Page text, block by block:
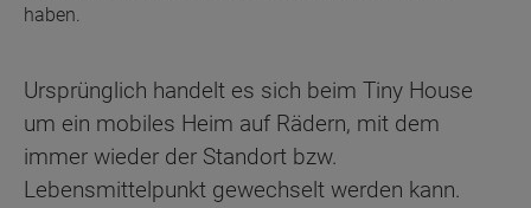
haben.
Ursprünglich handelt es sich beim Tiny House
um ein mobiles Heim auf Rädern, mit dem
immer wieder der Standort bzw.
Lebensmittelpunkt gewechselt werden kann.